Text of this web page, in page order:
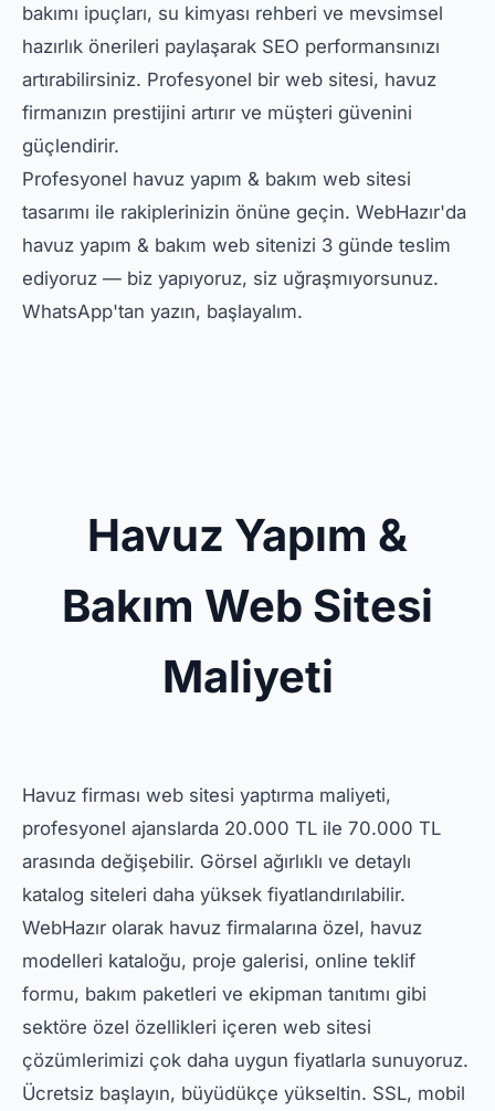
bakımı ipuçları, su kimyası rehberi ve mevsimsel
hazırlık önerileri paylaşarak SEO performansınızı
artırabilirsiniz. Profesyonel bir web sitesi, havuz
firmanızın prestijini artırır ve müşteri güvenini
güçlendirir.
Profesyonel havuz yapım & bakım web sitesi
tasarımı ile rakiplerinizin önüne geçin. WebHazır'da
havuz yapım & bakım web sitenizi 3 günde teslim
ediyoruz — biz yapıyoruz, siz uğraşmıyorsunuz.
WhatsApp'tan yazın, başlayalım.
Havuz Yapım &
Bakım Web Sitesi
Maliyeti
Havuz firması web sitesi yaptırma maliyeti,
profesyonel ajanslarda 20.000 TL ile 70.000 TL
arasında değişebilir. Görsel ağırlıklı ve detaylı
katalog siteleri daha yüksek fiyatlandırılabilir.
WebHazır olarak havuz firmalarına özel, havuz
modelleri kataloğu, proje galerisi, online teklif
formu, bakım paketleri ve ekipman tanıtımı gibi
sektöre özel özellikleri içeren web sitesi
çözümlerimizi çok daha uygun fiyatlarla sunuyoruz.
Ücretsiz başlayın, büyüdükçe yükseltin. SSL, mobil